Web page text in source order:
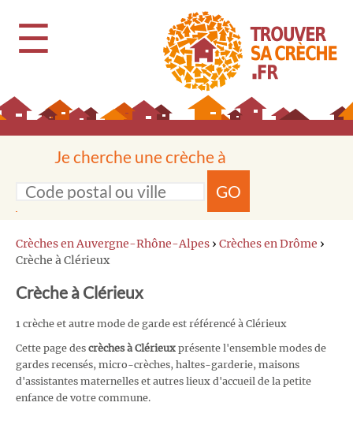
☰
Je cherche une crèche à
GO
Crèches en Auvergne-Rhône-Alpes › Crèches en Drôme ›
Crèche à Clérieux
Crèche à Clérieux
1 crèche et autre mode de garde est référencé à Clérieux
Cette page des crèches à Clérieux présente l'ensemble modes de
gardes recensés, micro-crèches, haltes-garderie, maisons
d'assistantes maternelles et autres lieux d'accueil de la petite
enfance de votre commune.